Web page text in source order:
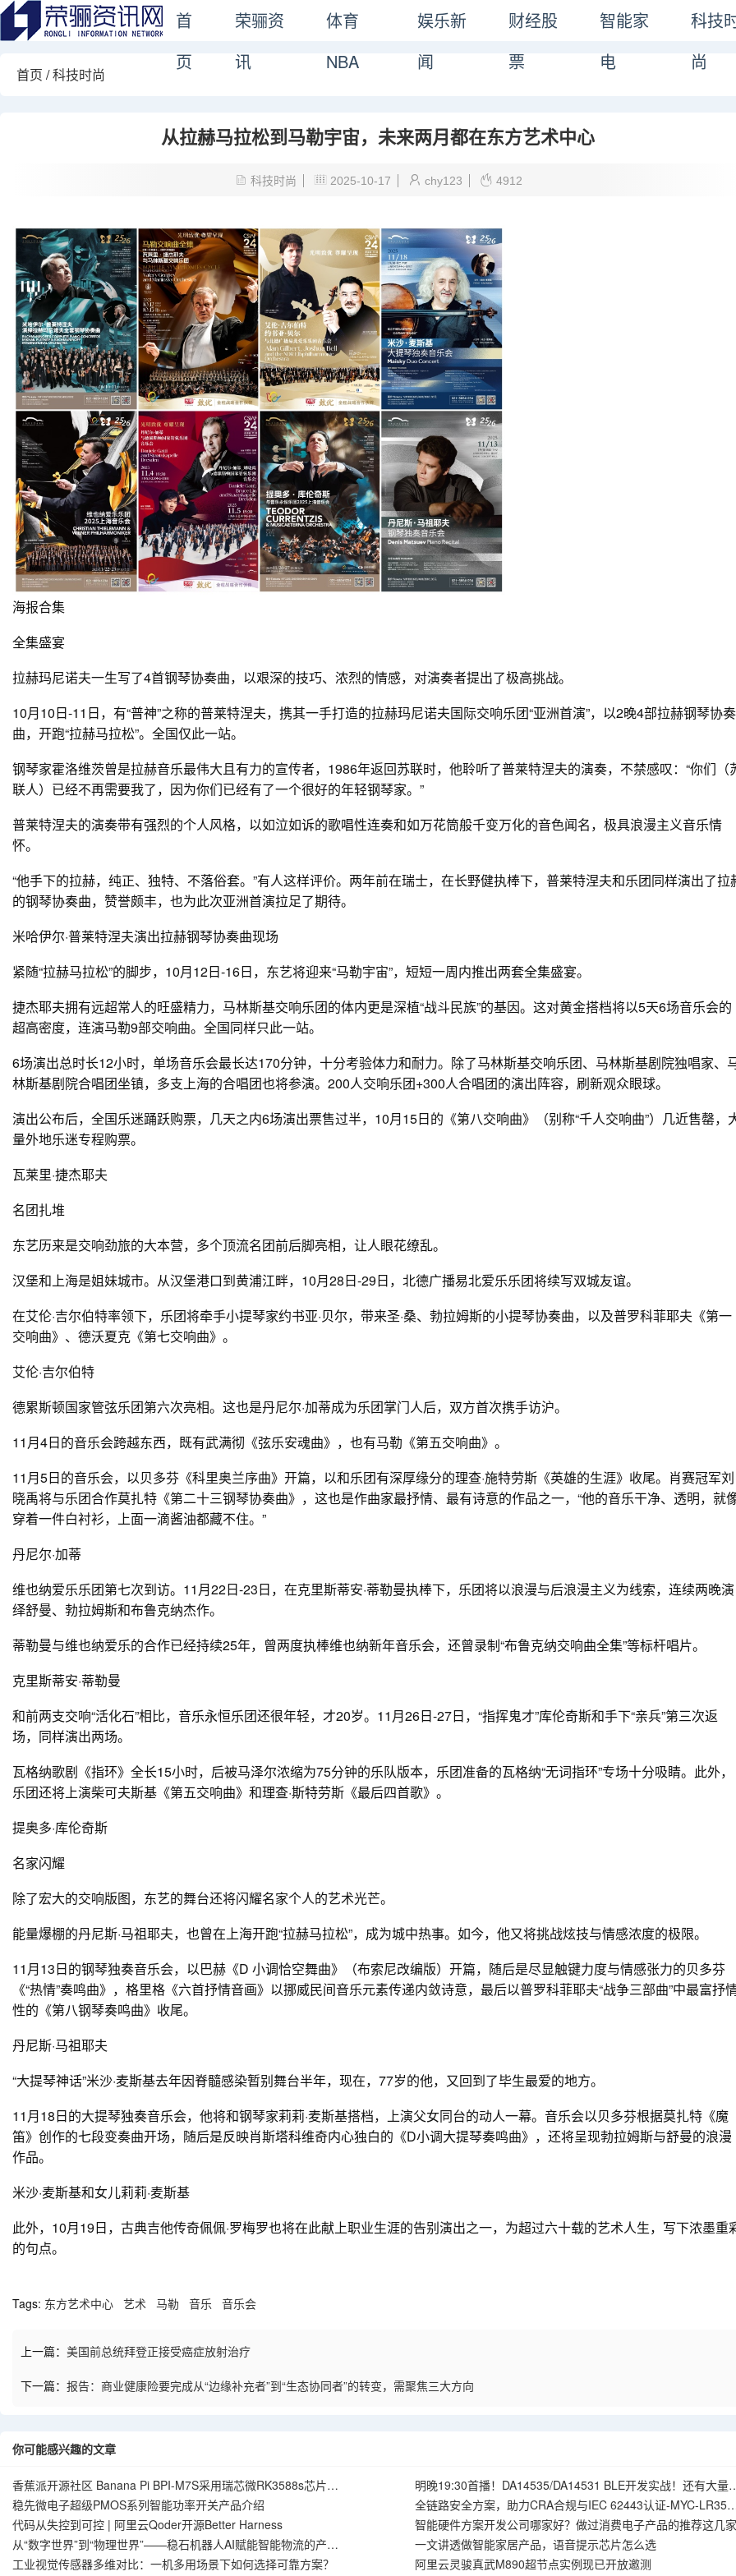
首
页
荣骊资
讯
体育
NBA
娱乐新
闻
财经股
票
智能家
电
科技
尚
首页 /科技时尚
从拉赫马拉松到马勒宇宙，未来两月都在东方艺术中心
科技时尚 2025-10-17 chy123 4912
海报合集
全集盛宴
拉赫玛尼诺夫一生写了4首钢琴协奏曲，以艰深的技巧、浓烈的情感，对演奏者提出了极高挑战。
10月10日-11日，有“普神”之称的普莱特涅夫，携其一手打造的拉赫玛尼诺夫国际交响乐团“亚洲首演”，以2晚4部拉赫钢琴协奏
曲，开跑“拉赫马拉松”。全国仅此一站。
钢琴家霍洛维茨曾是拉赫音乐最伟大且有力的宣传者，1986年返回苏联时，他聆听了普莱特涅夫的演奏，不禁感叹：“你们（
联人）已经不再需要我了，因为你们已经有了一个很好的年轻钢琴家。”
普莱特涅夫的演奏带有强烈的个人风格，以如泣如诉的歌唱性连奏和如万花筒般千变万化的音色闻名，极具浪漫主义音乐情
怀。
“他手下的拉赫，纯正、独特、不落俗套。”有人这样评价。两年前在瑞士，在长野健执棒下，普莱特涅夫和乐团同样演出了拉
的钢琴协奏曲，赞誉颇丰，也为此次亚洲首演拉足了期待。
米哈伊尔·普莱特涅夫演出拉赫钢琴协奏曲现场
紧随“拉赫马拉松”的脚步，10月12日-16日，东艺将迎来“马勒宇宙”，短短一周内推出两套全集盛宴。
捷杰耶夫拥有远超常人的旺盛精力，马林斯基交响乐团的体内更是深植“战斗民族”的基因。这对黄金搭档将以5天6场音乐会的
超高密度，连演马勒9部交响曲。全国同样只此一站。
6场演出总时长12小时，单场音乐会最长达170分钟，十分考验体力和耐力。除了马林斯基交响乐团、马林斯基剧院独唱家、
林斯基剧院合唱团坐镇，多支上海的合唱团也将参演。200人交响乐团+300人合唱团的演出阵容，刷新观众眼球。
演出公布后，全国乐迷踊跃购票，几天之内6场演出票售过半，10月15日的《第八交响曲》（别称“千人交响曲”）几近售罄，
量外地乐迷专程购票。
瓦莱里·捷杰耶夫
名团扎堆
东艺历来是交响劲旅的大本营，多个顶流名团前后脚亮相，让人眼花缭乱。
汉堡和上海是姐妹城市。从汉堡港口到黄浦江畔，10月28日-29日，北德广播易北爱乐乐团将续写双城友谊。
在艾伦·吉尔伯特率领下，乐团将牵手小提琴家约书亚·贝尔，带来圣·桑、勃拉姆斯的小提琴协奏曲，以及普罗科菲耶夫《第一
交响曲》、德沃夏克《第七交响曲》。
艾伦·吉尔伯特
德累斯顿国家管弦乐团第六次亮相。这也是丹尼尔·加蒂成为乐团掌门人后，双方首次携手访沪。
11月4日的音乐会跨越东西，既有武满彻《弦乐安魂曲》，也有马勒《第五交响曲》。
11月5日的音乐会，以贝多芬《科里奥兰序曲》开篇，以和乐团有深厚缘分的理查·施特劳斯《英雄的生涯》收尾。肖赛冠军刘
晓禹将与乐团合作莫扎特《第二十三钢琴协奏曲》，这也是作曲家最抒情、最有诗意的作品之一，“他的音乐干净、透明，就
穿着一件白衬衫，上面一滴酱油都藏不住。”
丹尼尔·加蒂
维也纳爱乐乐团第七次到访。11月22日-23日，在克里斯蒂安·蒂勒曼执棒下，乐团将以浪漫与后浪漫主义为线索，连续两晚演
绎舒曼、勃拉姆斯和布鲁克纳杰作。
蒂勒曼与维也纳爱乐的合作已经持续25年，曾两度执棒维也纳新年音乐会，还曾录制“布鲁克纳交响曲全集”等标杆唱片。
克里斯蒂安·蒂勒曼
和前两支交响“活化石”相比，音乐永恒乐团还很年轻，才20岁。11月26日-27日，“指挥鬼才”库伦奇斯和手下“亲兵”第三次返
场，同样演出两场。
瓦格纳歌剧《指环》全长15小时，后被马泽尔浓缩为75分钟的乐队版本，乐团准备的瓦格纳“无词指环”专场十分吸睛。此外，
乐团还将上演柴可夫斯基《第五交响曲》和理查·斯特劳斯《最后四首歌》。
提奥多·库伦奇斯
名家闪耀
除了宏大的交响版图，东艺的舞台还将闪耀名家个人的艺术光芒。
能量爆棚的丹尼斯·马祖耶夫，也曾在上海开跑“拉赫马拉松”，成为城中热事。如今，他又将挑战炫技与情感浓度的极限。
11月13日的钢琴独奏音乐会，以巴赫《D 小调恰空舞曲》（布索尼改编版）开篇，随后是尽显触键力度与情感张力的贝多芬
《“热情”奏鸣曲》，格里格《六首抒情音画》以挪威民间音乐元素传递内敛诗意，最后以普罗科菲耶夫“战争三部曲”中最富抒
性的《第八钢琴奏鸣曲》收尾。
丹尼斯·马祖耶夫
“大提琴神话”米沙·麦斯基去年因脊髓感染暂别舞台半年，现在，77岁的他，又回到了毕生最爱的地方。
11月18日的大提琴独奏音乐会，他将和钢琴家莉莉·麦斯基搭档，上演父女同台的动人一幕。音乐会以贝多芬根据莫扎特《魔
笛》创作的七段变奏曲开场，随后是反映肖斯塔科维奇内心独白的《D小调大提琴奏鸣曲》，还将呈现勃拉姆斯与舒曼的浪漫
作品。​
米沙·麦斯基和女儿莉莉·麦斯基
此外，10月19日，古典吉他传奇佩佩·罗梅罗也将在此献上职业生涯的告别演出之一，为超过六十载的艺术人生，写下浓墨重
的句点。
Tags: 东方艺术中心 艺术 马勒 音乐 音乐会
上一篇： 美国前总统拜登正接受癌症放射治疗
下一篇： 报告：商业健康险要完成从“边缘补充者”到“生态协同者”的转变，需聚焦三大方向
你可能感兴趣的文章
香蕉派开源社区 Banana Pi BPI-M7S采用瑞芯微RK3588s芯片设
计
明晚19:30首播！DA14535/DA14531 BLE开发实战！还有大量
发板周边等你来拿！
稳先微电子超级PMOS系列智能功率开关产品介绍
全链路安全方案，助力CRA合规与IEC 62443认证-MYC-
核心板
代码从失控到可控 | 阿里云Qoder开源Better Harness
智能硬件方案开发公司哪家好？做过消费电子产品的推荐这几家
从“数字世界”到“物理世界”——稳石机器人AI赋能智能物流的产业
实践
一文讲透做智能家居产品，语音提示芯片怎么选
工业视觉传感器多维对比：一机多用场景下如何选择可靠方案？
阿里云灵骏真武M890超节点实例现已开放邀测